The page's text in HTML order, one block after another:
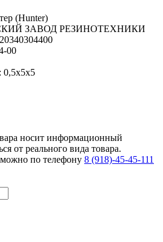
(Hunter)
ЗАВОД РЕЗИНОТЕХНИКИ
00
носит информационный
от реального вида товара.
по телефону 8 (918)-45-45-111